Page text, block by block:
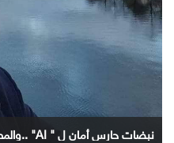
نبضات حارس أمان ل " AI" ..والمطالبة بإنشاء هيئة رقابة دولية